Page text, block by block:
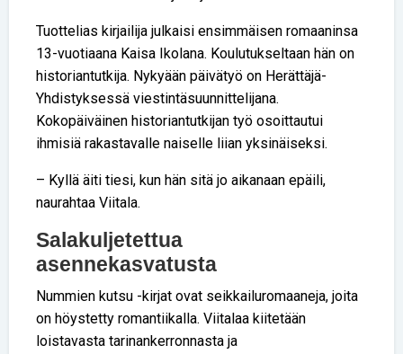
Tuottelias kirjailija julkaisi ensimmäisen romaaninsa
13-vuotiaana Kaisa Ikolana. Koulutukseltaan hän on
historiantutkija. Nykyään päivätyö on Herättäjä-
Yhdistyksessä viestintäsuunnittelijana.
Kokopäiväinen historiantutkijan työ osoittautui
ihmisiä rakastavalle naiselle liian yksinäiseksi.
– Kyllä äiti tiesi, kun hän sitä jo aikanaan epäili,
naurahtaa Viitala.
Salakuljetettua
asennekasvatusta
Nummien kutsu -kirjat ovat seikkailuromaaneja, joita
on höystetty romantiikalla. Viitalaa kiitetään
loistavasta tarinankerronnasta ja